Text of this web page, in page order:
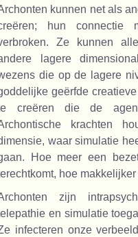
kunnen net als
hun
Ze kunnen
lagere
die op de lagere
geërfde
creëren die de
krachten
waar simulatie
Hoe meer een
hoe
zijn
en simulatie
infecteren onze